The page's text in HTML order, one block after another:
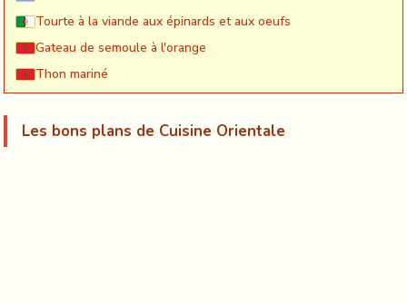
Tourte à la viande aux épinards et aux oeufs
Gateau de semoule à l'orange
Thon mariné
Les bons plans de Cuisine Orientale